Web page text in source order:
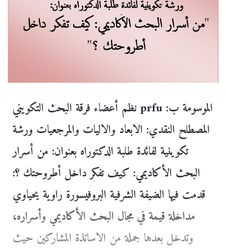
نظم أعضاء فرقة البحث التكويني prfu الموسومة ب:
المصطلح النقدي: الابعاد والاليات والمرجعيات ورشة
تكوينية لفائدة طلبة الدكتوراه بعنوان: من أسرار
البحث الأكاديمي: كيف تفكر داخل أطروحتك ؟:
قدمت فيها الضيفة الشرفية البروفيسورة راوية يحياوي
مداخلة قيمة في مجال البحث الأكاديمي وأسراره،
وتدخل بعدها جملة من الاساتذة المشاركين حيث